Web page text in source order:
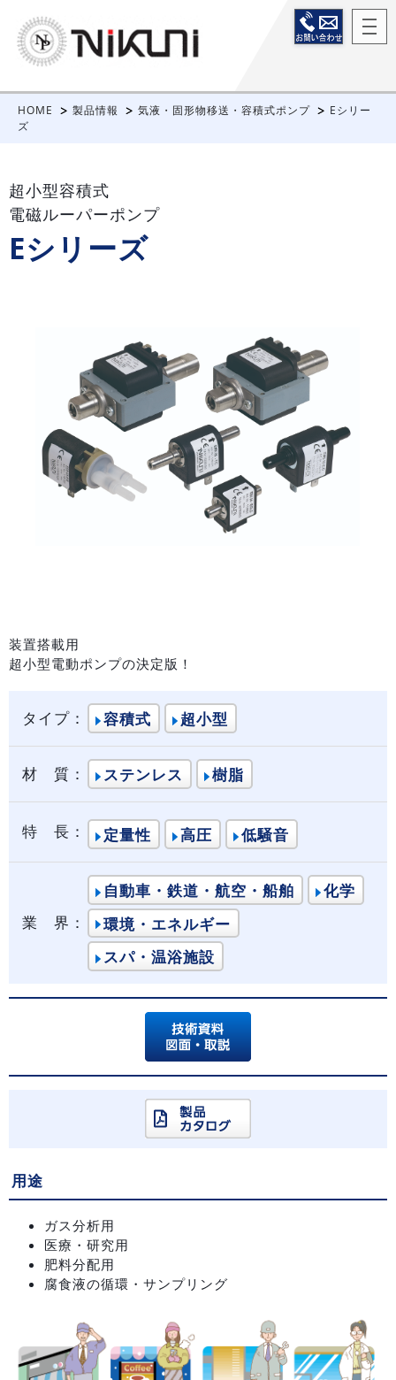
HOME 製品情報 気液・固形物移送・容積式ポンプ
Eシリー
ズ
超小型容積式
電磁ルーパーポンプ
Eシリーズ
装置搭載用
超小型電動ポンプの決定版！
タイプ： 容積式 超小型
材 質： ステンレス 樹脂
特 長： 定量性 高圧 低騒音
業 界：
自動車・鉄道・航空・船舶
化学
環境・エネルギー
スパ・温浴施設
用途
ガス分析用
医療・研究用
肥料分配用
腐食液の循環・サンプリング